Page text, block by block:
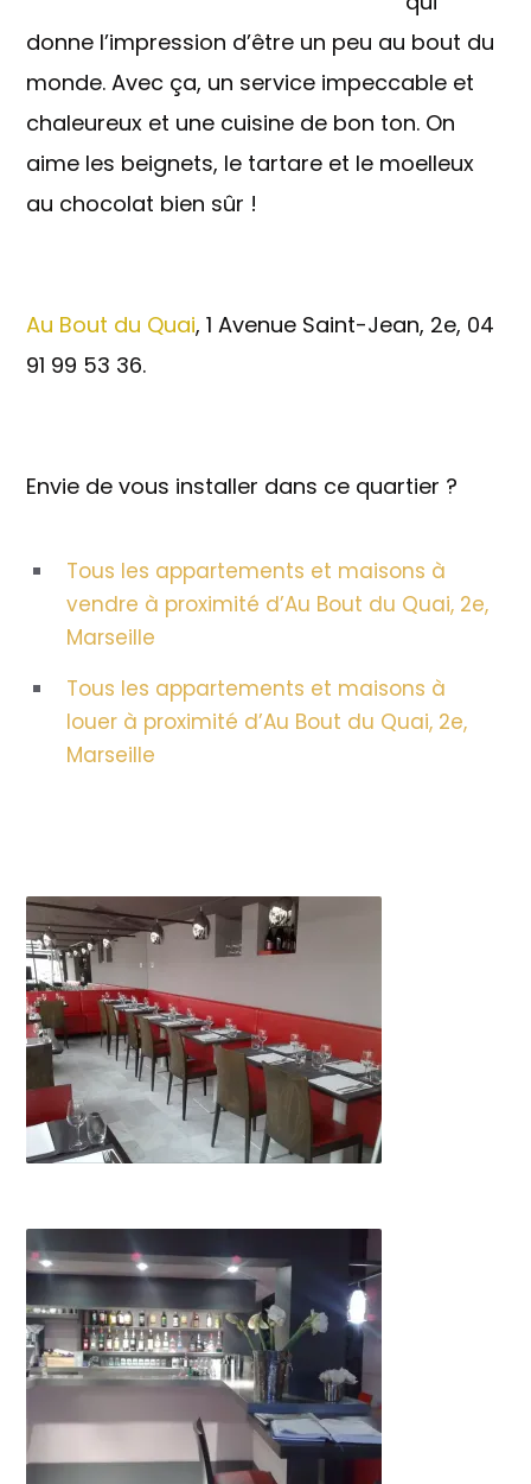
donne l’impression d’être un peu au bout du
monde. Avec ça, un service impeccable et
chaleureux et une cuisine de bon ton. On
aime les beignets, le tartare et le moelleux
au chocolat bien sûr !
Au Bout du Quai, 1 Avenue Saint-Jean, 2e, 04
91 99 53 36.
Envie de vous installer dans ce quartier ?
Tous les appartements et maisons à
vendre à proximité d’Au Bout du Quai, 2e,
Marseille
Tous les appartements et maisons à
louer à proximité d’Au Bout du Quai, 2e,
Marseille